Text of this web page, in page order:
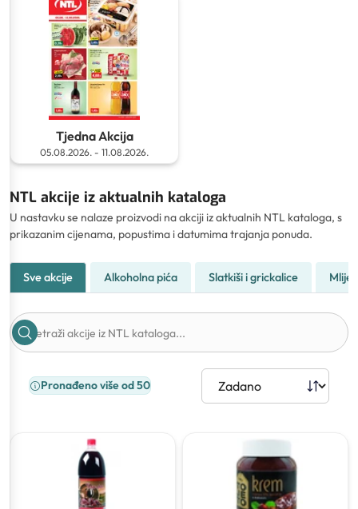
Tjedna Akcija
05.08.2026. - 11.08.2026.
NTL akcije iz aktualnih kataloga
U nastavku se nalaze proizvodi na akciji iz aktualnih NTL kataloga, s
prikazanim cijenama, popustima i datumima trajanja ponuda.
Sve akcije Alkoholna pića Slatkiši i grickalice
Pronađeno više od 50